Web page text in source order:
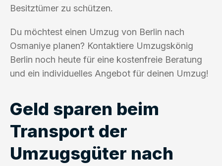
Besitztümer zu schützen.
Du möchtest einen Umzug von Berlin nach
Osmaniye planen? Kontaktiere Umzugskönig
Berlin noch heute für eine kostenfreie Beratung
und ein individuelles Angebot für deinen Umzug!
Geld sparen beim
Transport der
Umzugsgüter nach